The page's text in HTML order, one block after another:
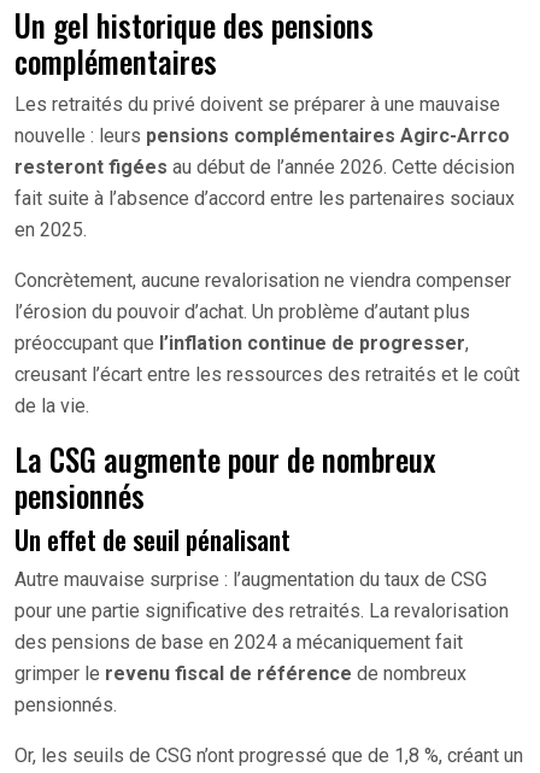
Un gel historique des pensions
complémentaires
Les retraités du privé doivent se préparer à une mauvaise
nouvelle : leurs pensions complémentaires Agirc-Arrco
resteront figées au début de l’année 2026. Cette décision
fait suite à l’absence d’accord entre les partenaires sociaux
en 2025.
Concrètement, aucune revalorisation ne viendra compenser
l’érosion du pouvoir d’achat. Un problème d’autant plus
préoccupant que l’inflation continue de progresser,
creusant l’écart entre les ressources des retraités et le coût
de la vie.
La CSG augmente pour de nombreux
pensionnés
Un effet de seuil pénalisant
Autre mauvaise surprise : l’augmentation du taux de CSG
pour une partie significative des retraités. La revalorisation
des pensions de base en 2024 a mécaniquement fait
grimper le revenu fiscal de référence de nombreux
pensionnés.
Or, les seuils de CSG n’ont progressé que de 1,8 %, créant un